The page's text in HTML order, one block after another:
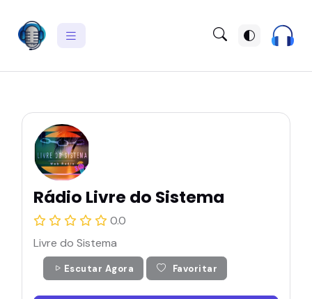
Rádio Livre do Sistema
0.0
Livre do Sistema
Escutar Agora Favoritar